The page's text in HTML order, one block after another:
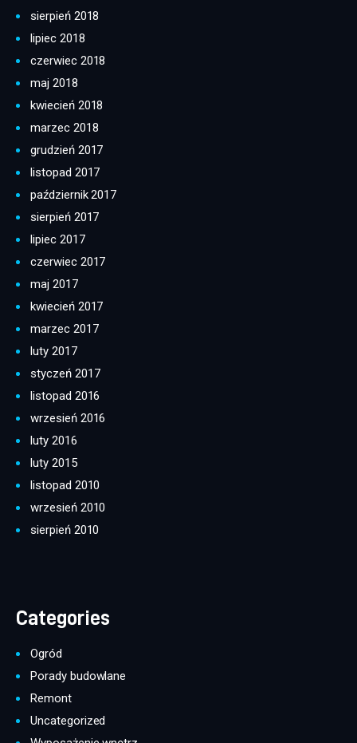
sierpień 2018
lipiec 2018
czerwiec 2018
maj 2018
kwiecień 2018
marzec 2018
grudzień 2017
listopad 2017
październik 2017
sierpień 2017
lipiec 2017
czerwiec 2017
maj 2017
kwiecień 2017
marzec 2017
luty 2017
styczeń 2017
listopad 2016
wrzesień 2016
luty 2016
luty 2015
listopad 2010
wrzesień 2010
sierpień 2010
Categories
Ogród
Porady budowlane
Remont
Uncategorized